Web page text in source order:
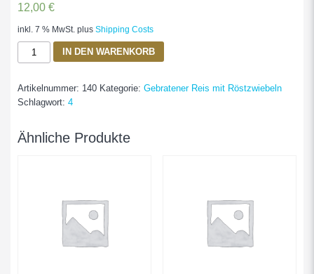
12,00 €
inkl. 7 % MwSt. plus Shipping Costs
Gebr.
Eierreis
Gemüse
Menge
IN DEN WARENKORB
Artikelnummer: 140 Kategorie: Gebratener Reis mit Röstzwiebeln
Schlagwort: 4
Ähnliche Produkte